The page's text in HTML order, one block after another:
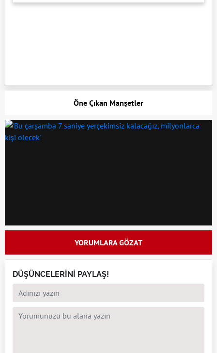
Öne Çıkan Manşetler
YORUMLARA GÖZAT
DÜŞÜNCELERİNİ PAYLAŞ!